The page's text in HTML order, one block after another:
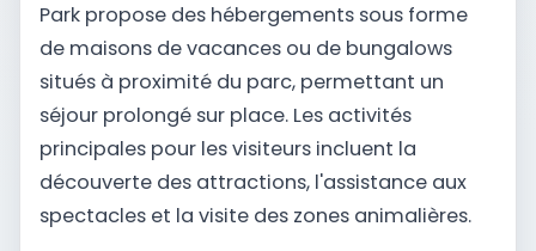
Park propose des hébergements sous forme
de maisons de vacances ou de bungalows
situés à proximité du parc, permettant un
séjour prolongé sur place. Les activités
principales pour les visiteurs incluent la
découverte des attractions, l'assistance aux
spectacles et la visite des zones animalières.